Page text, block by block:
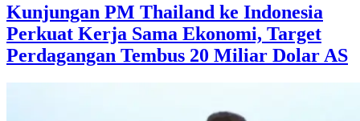
Kunjungan PM Thailand ke Indonesia
Perkuat Kerja Sama Ekonomi, Target
Perdagangan Tembus 20 Miliar Dolar AS